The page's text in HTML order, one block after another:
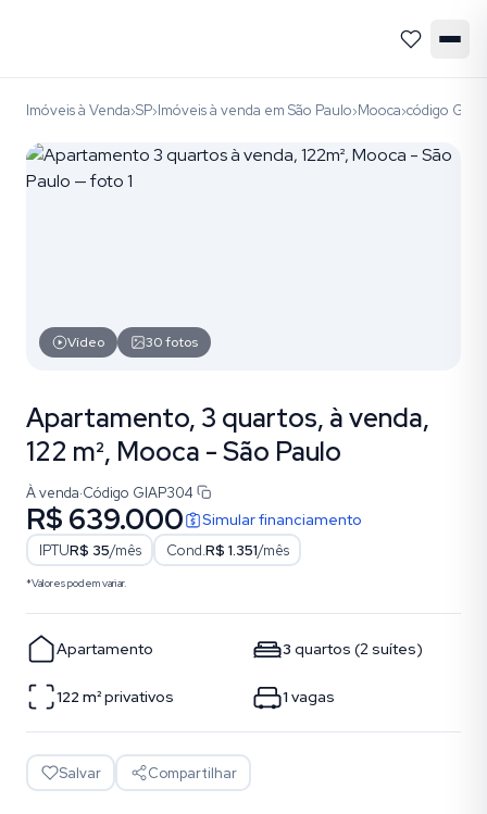
Imóveis à Venda›SP›Imóveis à venda em São Paulo›Mooca›código
Vídeo 30fotos
Apartamento, 3 quartos, à venda,
122 m², Mooca - São Paulo
À venda·Código GIAP304
R$ 639.000 Simular financiamento
IPTUR$ 35/mês Cond.R$ 1.351/mês
*Valores podem variar.
Apartamento 3 quartos (2suítes)
122 m²privativos 1 vagas
Salvar Compartilhar